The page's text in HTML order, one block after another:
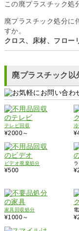
この廃プラスチック処
廃プラスチック処分に
すか。
クロス、床材、フロー
廃プラスチック以
テレビ回収
¥2000～
ビデオ廃棄処分
¥500
家具回収処分
¥1000～